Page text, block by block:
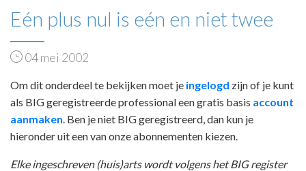
Eén plus nul is eén en niet twee
04 mei 2002
Om dit onderdeel te bekijken moet je ingelogd zijn of je kunt
als BIG geregistreerde professional een gratis basis account
aanmaken . Ben je niet BIG geregistreerd, dan kun je
hieronder uit een van onze abonnementen kiezen.
Elke ingeschreven (huis)arts wordt volgens het BIG register